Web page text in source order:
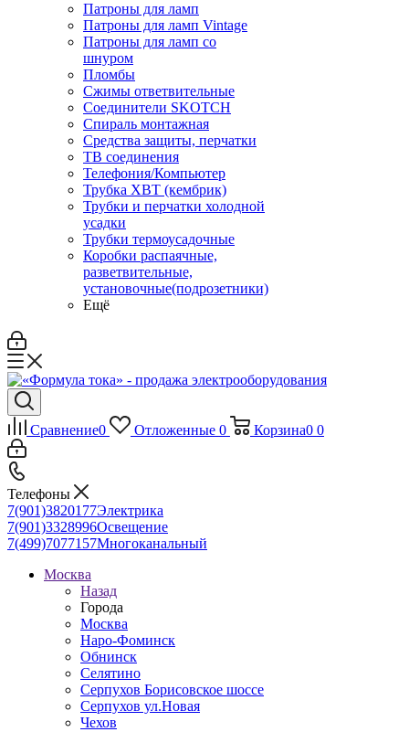
Патроны для ламп
Патроны для ламп Vintage
Патроны для ламп со
шнуром
Пломбы
Сжимы ответвительные
Соединители SKOTCH
Спираль монтажная
Средства защиты, перчатки
ТВ соединения
Телефония/Компьютер
Трубка ХВТ (кембрик)
Трубки и перчатки холодной
усадки
Трубки термоусадочные
Коробки распаячные,
разветвительные,
установочные(подрозетники)
Ещё
Сравнение0 Отложенные 0 Корзина0 0
Телефоны
7(901)3820177Электрика
7(901)3328996Освещение
7(499)7077157Многоканальный
Москва
Назад
Города
Москва
Наро-Фоминск
Обнинск
Селятино
Серпухов Борисовское шоссе
Серпухов ул.Новая
Чехов